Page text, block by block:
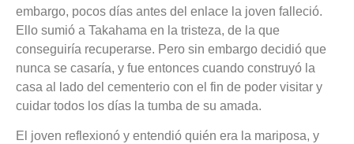
embargo, pocos días antes del enlace la joven falleció.
Ello sumió a Takahama en la tristeza, de la que
conseguiría recuperarse. Pero sin embargo decidió que
nunca se casaría, y fue entonces cuando construyó la
casa al lado del cementerio con el fin de poder visitar y
cuidar todos los días la tumba de su amada.
El joven reflexionó y entendió quién era la mariposa, y